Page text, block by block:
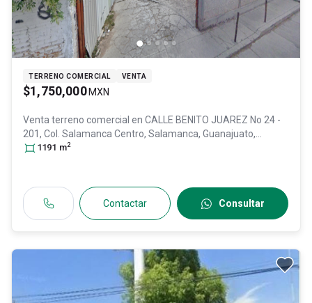
TERRENO COMERCIAL VENTA
$1,750,000 MXN
Venta terreno comercial en CALLE BENITO JUAREZ No 24 -
201, Col. Salamanca Centro, Salamanca, Guanajuato,
México, C.P. 36700
1191 m2
Contactar Consultar